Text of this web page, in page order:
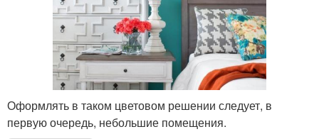
Оформлять в таком цветовом решении следует, в
первую очередь, небольшие помещения.